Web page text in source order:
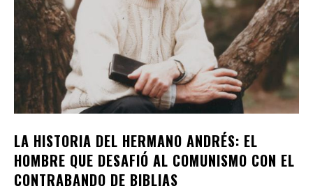
LA HISTORIA DEL HERMANO ANDRÉS: EL
HOMBRE QUE DESAFIÓ AL COMUNISMO CON EL
CONTRABANDO DE BIBLIAS